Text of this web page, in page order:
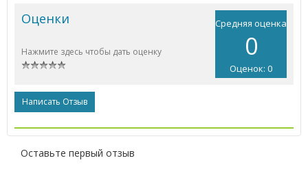
Средняя оценка
0
Оценок: 0
Оценки
Нажмите здесь чтобы дать оценку
Написать Отзыв
Оставьте первый отзыв